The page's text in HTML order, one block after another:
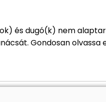
és dugó(k) nem
Gondosan